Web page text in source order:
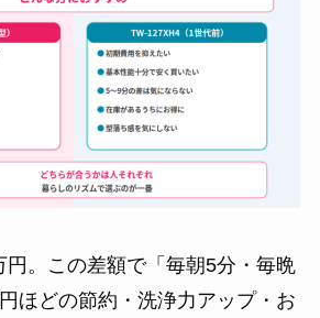
円。この差額で「毎朝5分・毎晩
ほどの節約・洗浄力アップ・お